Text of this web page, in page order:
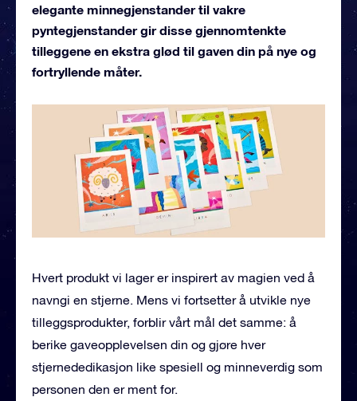
elegante minnegjenstander til vakre
pyntegjenstander gir disse gjennomtenkte
tilleggene en ekstra glød til gaven din på nye og
fortryllende måter.
Hvert produkt vi lager er inspirert av magien ved å
navngi en stjerne. Mens vi fortsetter å utvikle nye
tilleggsprodukter, forblir vårt mål det samme: å
berike gaveopplevelsen din og gjøre hver
stjernededikasjon like spesiell og minneverdig som
personen den er ment for.